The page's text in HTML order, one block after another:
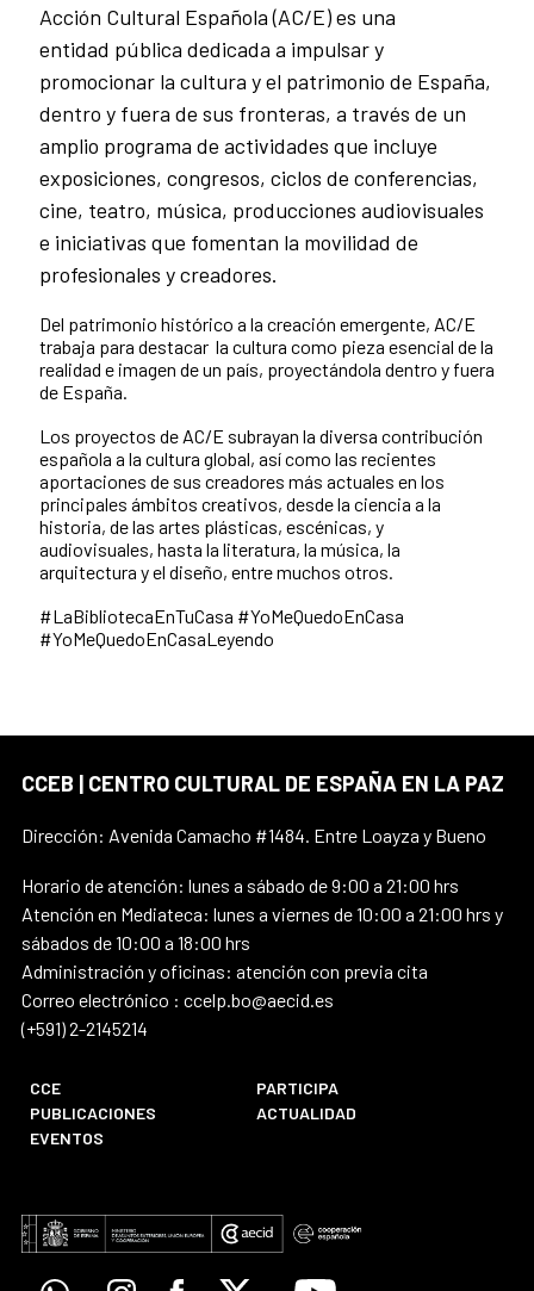
Acción Cultural Española (AC/E) es una
entidad pública dedicada a impulsar y
promocionar la cultura y el patrimonio de España,
dentro y fuera de sus fronteras, a través de un
amplio programa de actividades que incluye
exposiciones, congresos, ciclos de conferencias,
cine, teatro, música, producciones audiovisuales
e iniciativas que fomentan la movilidad de
profesionales y creadores.
Del patrimonio histórico a la creación emergente, AC/E
trabaja para destacar la cultura como pieza esencial de la
realidad e imagen de un país, proyectándola dentro y fuera
de España.
Los proyectos de AC/E subrayan la diversa contribución
española a la cultura global, así como las recientes
aportaciones de sus creadores más actuales en los
principales ámbitos creativos, desde la ciencia a la
historia, de las artes plásticas, escénicas, y
audiovisuales, hasta la literatura, la música, la
arquitectura y el diseño, entre muchos otros.
#LaBibliotecaEnTuCasa #YoMeQuedoEnCasa
#YoMeQuedoEnCasaLeyendo
CCEB | CENTRO CULTURAL DE ESPAÑA EN LA PAZ
Dirección: Avenida Camacho #1484. Entre Loayza y Bueno
Horario de atención: lunes a sábado de 9:00 a 21:00 hrs
Atención en Mediateca: lunes a viernes de 10:00 a 21:00 hrs y
sábados de 10:00 a 18:00 hrs
Administración y oficinas: atención con previa cita
Correo electrónico : ccelp.bo@aecid.es
(+591) 2-2145214
CCE
PARTICIPA
PUBLICACIONES
ACTUALIDAD
EVENTOS